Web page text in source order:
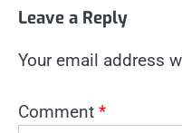
Leave a Reply
Your email address
Comment *